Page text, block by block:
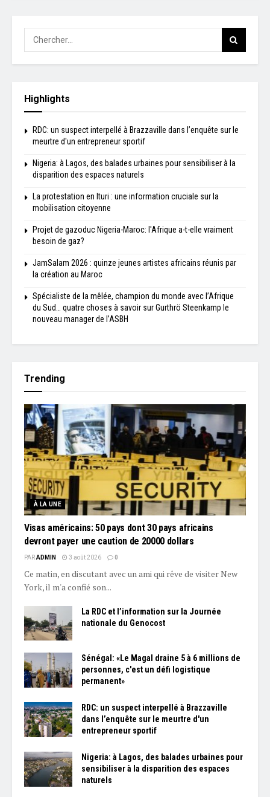
Highlights
RDC: un suspect interpellé à Brazzaville dans l’enquête sur le
meurtre d'un entrepreneur sportif
Nigeria: à Lagos, des balades urbaines pour sensibiliser à la
disparition des espaces naturels
La protestation en Ituri : une information cruciale sur la
mobilisation citoyenne
Projet de gazoduc Nigeria-Maroc: l'Afrique a-t-elle vraiment
besoin de gaz?
JamSalam 2026 : quinze jeunes artistes africains réunis par
la création au Maroc
Spécialiste de la mêlée, champion du monde avec l’Afrique
du Sud… quatre choses à savoir sur Gurthrö Steenkamp le
nouveau manager de l’ASBH
Trending
À LA UNE
Visas américains: 50 pays dont 30 pays africains
devront payer une caution de 20000 dollars
PARADMIN 3 août 2026 0
Ce matin, en discutant avec un ami qui rêve de visiter New
York, il m'a confié son...
La RDC et l’information sur la Journée
nationale du Genocost
Sénégal: «Le Magal draine 5 à 6 millions de
personnes, c'est un défi logistique
permanent»
RDC: un suspect interpellé à Brazzaville
dans l’enquête sur le meurtre d'un
entrepreneur sportif
Nigeria: à Lagos, des balades urbaines pour
sensibiliser à la disparition des espaces
naturels